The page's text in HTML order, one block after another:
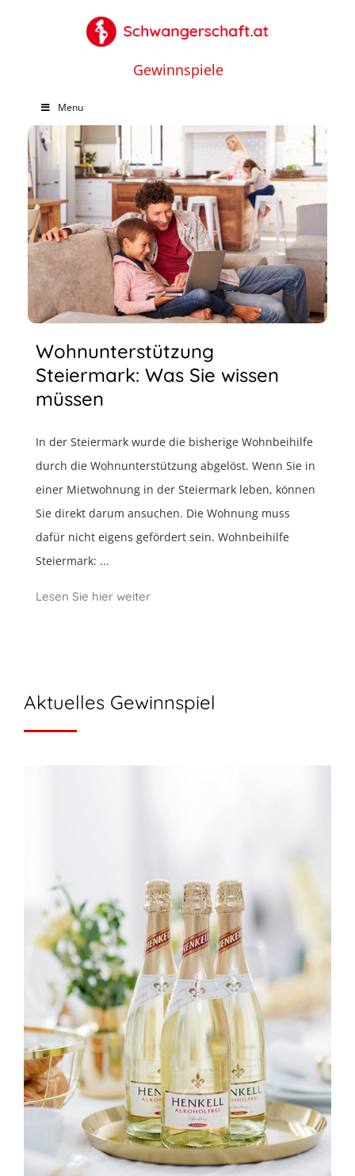
Gewinnspiele
Menu
Wohnunterstützung
Steiermark: Was Sie wissen
müssen
In der Steiermark wurde die bisherige Wohnbeihilfe
durch die Wohnunterstützung abgelöst. Wenn Sie in
einer Mietwohnung in der Steiermark leben, können
Sie direkt darum ansuchen. Die Wohnung muss
dafür nicht eigens gefördert sein. Wohnbeihilfe
Steiermark: ...
Lesen Sie hier weiter
Aktuelles Gewinnspiel